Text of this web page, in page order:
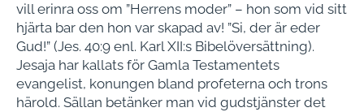
vill erinra oss om ”Herrens moder” – hon som vid sitt
hjärta bar den hon var skapad av! ”Si, der är eder
Gud!” (Jes. 40:9 enl. Karl XII:s Bibelöversättning).
Jesaja har kallats för Gamla Testamentets
evangelist, konungen bland profeterna och trons
härold. Sällan betänker man vid gudstjänster det